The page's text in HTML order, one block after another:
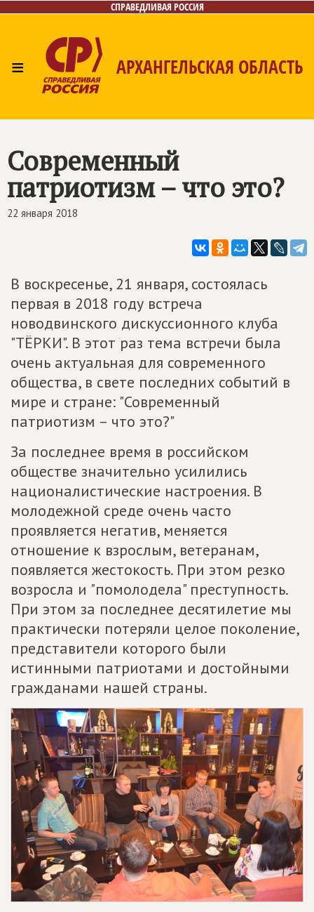
СПРАВЕДЛИВАЯ РОССИЯ
≡ АРХАНГЕЛЬСКАЯ ОБЛАСТЬ
Поиск
Современный
патриотизм – что это?
22 января 2018
В воскресенье, 21 января, состоялась
первая в 2018 году встреча
новодвинского дискуссионного клуба
"ТЁРКИ". В этот раз тема встречи была
очень актуальная для современного
общества, в свете последних событий в
мире и стране: "Современный
патриотизм – что это?"
За последнее время в российском
обществе значительно усилились
националистические настроения. В
молодежной среде очень часто
проявляется негатив, меняется
отношение к взрослым, ветеранам,
появляется жестокость. При этом резко
возросла и "помолодела" преступность.
При этом за последнее десятилетие мы
практически потеряли целое поколение,
представители которого были
истинными патриотами и достойными
гражданами нашей страны.